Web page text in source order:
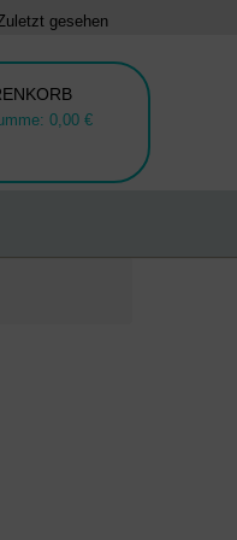
gesehen
0,00 €